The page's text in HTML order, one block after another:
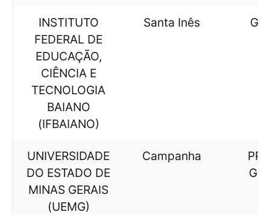
INSTITUTO
FEDERAL DE
EDUCAÇÃO,
CIÊNCIA E
TECNOLOGIA
BAIANO
(IFBAIANO)
Santa Inês
UNIVERSIDADE
DO ESTADO DE
MINAS GERAIS
(UEMG)
Campanha